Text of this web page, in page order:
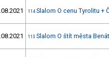
114 Slalom O cenu Tyrolitu +
113 Slalom O štít města